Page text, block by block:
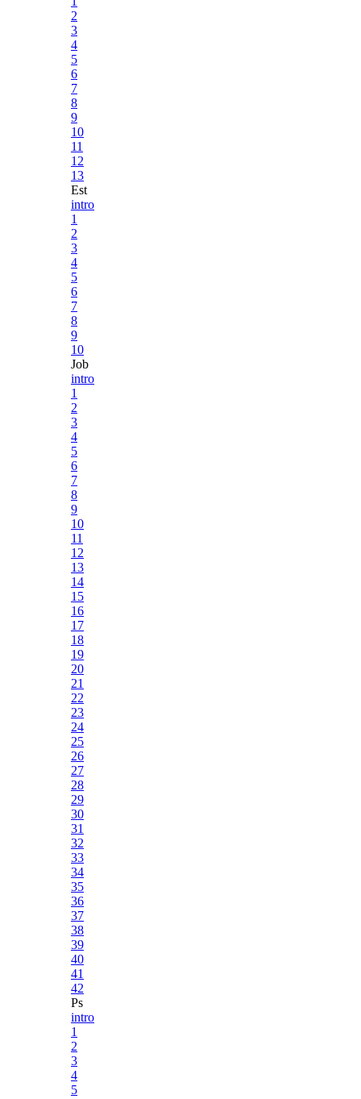
2
3
4
5
6
7
8
9
10
11
12
13
Est
intro
1
2
3
4
5
6
7
8
9
10
Job
intro
1
2
3
4
5
6
7
8
9
10
11
12
13
14
15
16
17
18
19
20
21
22
23
24
25
26
27
28
29
30
31
32
33
34
35
36
37
38
39
40
41
42
Ps
intro
1
2
3
4
5